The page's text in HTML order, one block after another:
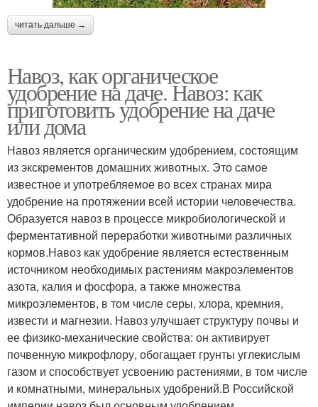
читать дальше →
Навоз, как органическое
удобрение на даче. Навоз: как
приготовить удобрение на даче
или дома
Навоз является органическим удобрением, состоящим
из экскрементов домашних животных. Это самое
известное и употребляемое во всех странах мира
удобрение на протяжении всей истории человечества.
Образуется навоз в процессе микробиологической и
ферментативной переработки животными различных
кормов.Навоз как удобрение является естественным
источником необходимых растениям макроэлементов
азота, калия и фосфора, а также множества
микроэлементов, в том числе серы, хлора, кремния,
извести и магнезии. Навоз улучшает структуру почвы и
ее физико-механические свойства: он активирует
почвенную микрофлору, обогащает грунты углекислым
газом и способствует усвоению растениями, в том числе
и комнатными, минеральных удобрений.В Российской